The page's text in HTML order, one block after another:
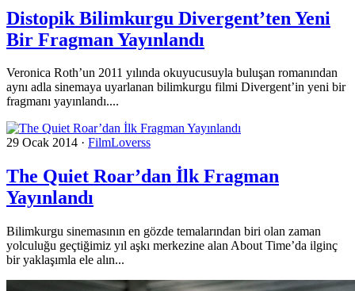
Distopik Bilimkurgu Divergent’ten Yeni
Bir Fragman Yayınlandı
Veronica Roth’un 2011 yılında okuyucusuyla buluşan romanından
aynı adla sinemaya uyarlanan bilimkurgu filmi Divergent’in yeni bir
fragmanı yayınlandı....
29 Ocak 2014 · FilmLoverss
The Quiet Roar’dan İlk Fragman
Yayınlandı
Bilimkurgu sinemasının en gözde temalarından biri olan zaman
yolculuğu geçtiğimiz yıl aşkı merkezine alan About Time’da ilginç
bir yaklaşımla ele alın...